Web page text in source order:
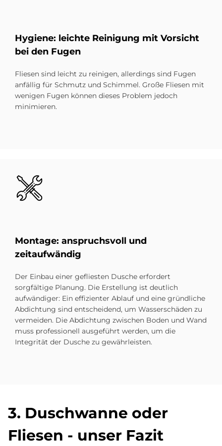
Hy­gie­ne: leich­te Rei­ni­gung mit Vor­si­cht
bei den Fu­gen
Fliesen sind leicht zu reinigen, allerdings sind Fugen
anfällig für Schmutz und Schimmel. Große Fliesen mit
wenigen Fugen können dieses Problem jedoch
minimieren.
Bild
Mon­ta­ge: an­spruchs­voll und
zeit­auf­wän­dig
Der Einbau einer gefliesten Dusche erfordert
sorgfältige Planung. Die Erstellung ist deutlich
aufwändiger: Ein effizienter Ablauf und eine gründliche
Abdichtung sind entscheidend, um Wasserschäden zu
vermeiden. Die Abdichtung zwischen Boden und Wand
muss professionell ausgeführt werden, um die
Integrität der Dusche zu gewährleisten.
3. Dusch­wan­ne oder
Flie­sen - un­ser Fa­zit